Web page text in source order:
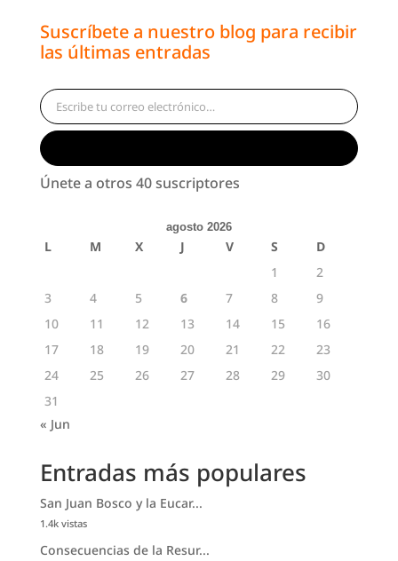
Suscríbete a nuestro blog para recibir
las últimas entradas
Escribe tu correo electrónico…
Únete a otros 40 suscriptores
agosto 2026
L M X J V S
D
1
2
3
4 5 6 7 8
9
10
11 12 13 14 15
16
17
18 19 20 21 22
23
24
25 26 27 28 29
30
31
« Jun
Entradas más populares
San Juan Bosco y la Eucar...
1.4k vistas
Consecuencias de la Resur...